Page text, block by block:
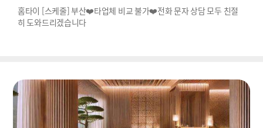
홈타이 [스케줄] 부산❤️타업체 비교 불가❤️전화 문자 상담 모두 친절
히 도와드리겠습니다